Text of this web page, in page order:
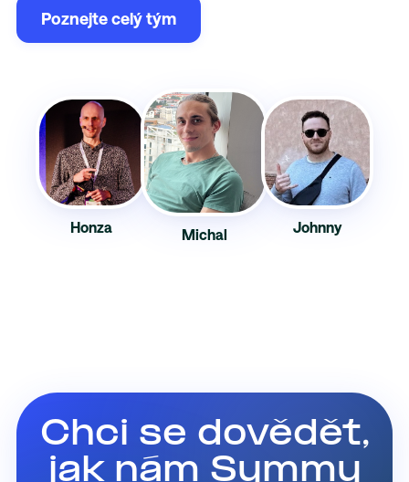
Poznejte celý tým
Honza Michal Johnny
Chci se dovědět,
jak nám Symmy